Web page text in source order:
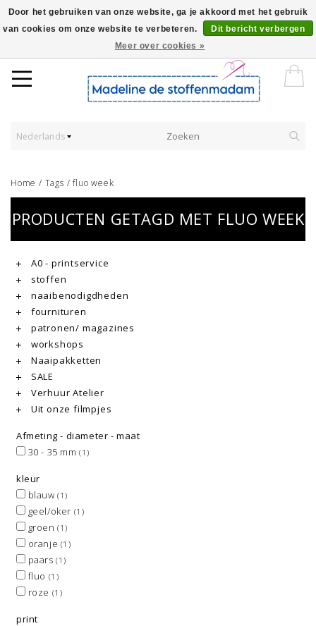
Worldwide Shipping - Onze stoffen worden verkocht per 10 cm.
Nederlands
Home / Tags /fluo week
PRODUCTEN GETAGD MET FLUO WEEK
A0 - printservice
stoffen
naaibenodigdheden
fournituren
patronen/ magazines
workshops
Naaipakketten
SALE
Verhuur Atelier
Uit onze filmpjes
Afmeting - diameter - maat
30 - 35 mm(1)
kleur
blauw(1)
geel/oker (1)
groen(1)
oranje (1)
paars(1)
fluo (1)
roze (1)
print
Door het gebruiken van onze website, ga je akkoord met het gebruik
van cookies om onze website te verbeteren.
Dit bericht verbergen
Meer over cookies »